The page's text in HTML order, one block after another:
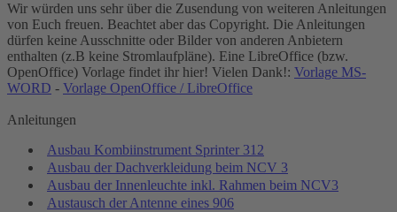
Wir würden uns sehr über die Zusendung von weiteren Anleitungen
von Euch freuen. Beachtet aber das Copyright. Die Anleitungen
dürfen keine Ausschnitte oder Bilder von anderen Anbietern
enthalten (z.B keine Stromlaufpläne). Eine LibreOffice (bzw.
OpenOffice) Vorlage findet ihr hier! Vielen Dank!: Vorlage MS-
WORD - Vorlage OpenOffice / LibreOffice
Anleitungen
Ausbau Kombiinstrument Sprinter 312
Ausbau der Dachverkleidung beim NCV 3
Ausbau der Innenleuchte inkl. Rahmen beim NCV3
Austausch der Antenne eines 906